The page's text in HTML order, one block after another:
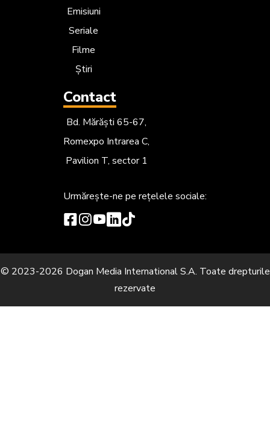
Emisiuni
Seriale
Filme
Știri
Contact
Bd. Mărăști 65-67,
Romexpo Intrarea C,
Pavilion T, sector 1
Urmărește-ne pe rețelele sociale:
© 2023-2026 Dogan Media International S.A. Toate drepturile
rezervate